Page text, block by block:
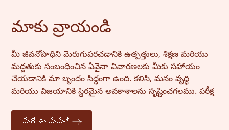
మాకు వ్రాయండి
మీ జీవనోపాధిని మెరుగుపరచడానికి ఉత్పత్తులు, శిక్షణ మరియు
మద్దతుకు సంబంధించిన ఏవైనా విచారణలకు మీకు సహాయం
చేయడానికి మా బృందం సిద్ధంగా ఉంది. కలిసి, మనం వృద్ధి
మరియు విజయానికి స్థిరమైన అవకాశాలను సృష్టించగలము. పరీక్ష
సందేశం పంపండి